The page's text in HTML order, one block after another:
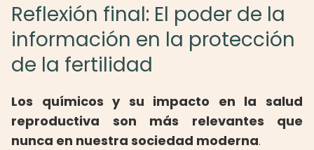
Reflexión final: El poder de la
información en la protección
de la fertilidad
Los químicos y su impacto en la salud
reproductiva son más relevantes que
nunca en nuestra sociedad moderna.